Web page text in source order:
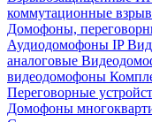
коммутационные
Домофоны,
Аудиодомофоны IP
аналоговые
видеодомофоны
Переговорные
Домофоны